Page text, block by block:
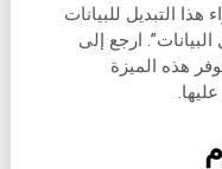
التبديل للبيانات
ارجع إلى
هذه الميزة